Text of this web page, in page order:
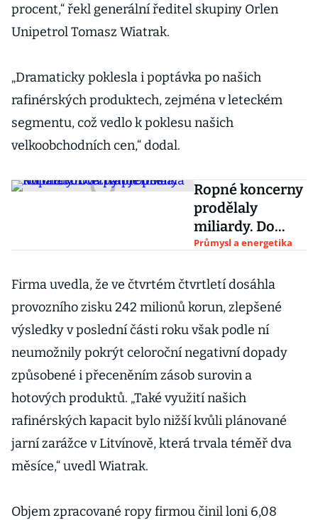
procent,“ řekl generální ředitel skupiny Orlen
Unipetrol Tomasz Wiatrak.
„Dramaticky poklesla i poptávka po našich
rafinérských produktech, zejména v leteckém
segmentu, což vedlo k poklesu našich
velkoobchodních cen,“ dodal.
Ropné koncerny
prodělaly
miliardy. Do
ztrát je poslala
pandemie
Průmysl a energetika
Firma uvedla, že ve čtvrtém čtvrtletí dosáhla
provozního zisku 242 milionů korun, zlepšené
výsledky v poslední části roku však podle ní
neumožnily pokrýt celoroční negativní dopady
způsobené i přeceněním zásob surovin a
hotových produktů. „Také využití našich
rafinérských kapacit bylo nižší kvůli plánované
jarní zarážce v Litvínově, která trvala téměř dva
měsíce,“ uvedl Wiatrak.
Objem zpracované ropy firmou činil loni 6,08